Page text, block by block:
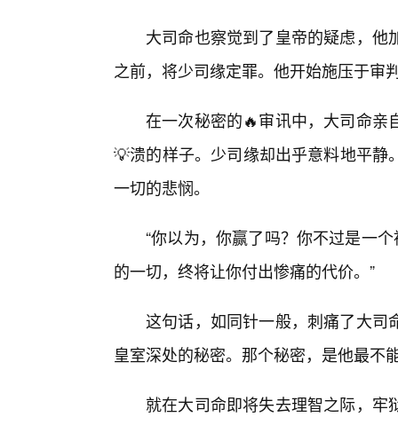
大司命也察觉到了皇帝的疑虑，
之前，将少司缘定罪。他开始施压于审
在一次秘密的🔥审讯中，大司命亲
💡溃的样子。少司缘却出乎意料地平
一切的悲悯。
“你以为，你赢了吗？你不过是一
的一切，终将让你付出惨痛的代价。”
这句话，如同针一般，刺痛了大司
皇室深处的秘密。那个秘密，是他最不
就在大司命即将失去理智之际，